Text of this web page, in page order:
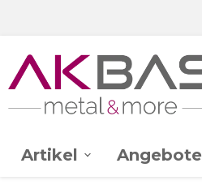
Artikel Angebote